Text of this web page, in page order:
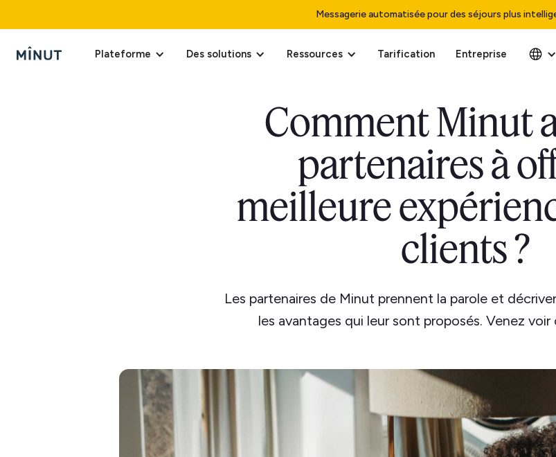
Messagerie automatisée pour des séjours plus
Plateforme Des solutions Ressources Tarification Entreprise
Comment Minut
partenaires à
meilleure
clients ?
Les partenaires de Minut prennent la parole et
les avantages qui leur sont proposés. Venez voir